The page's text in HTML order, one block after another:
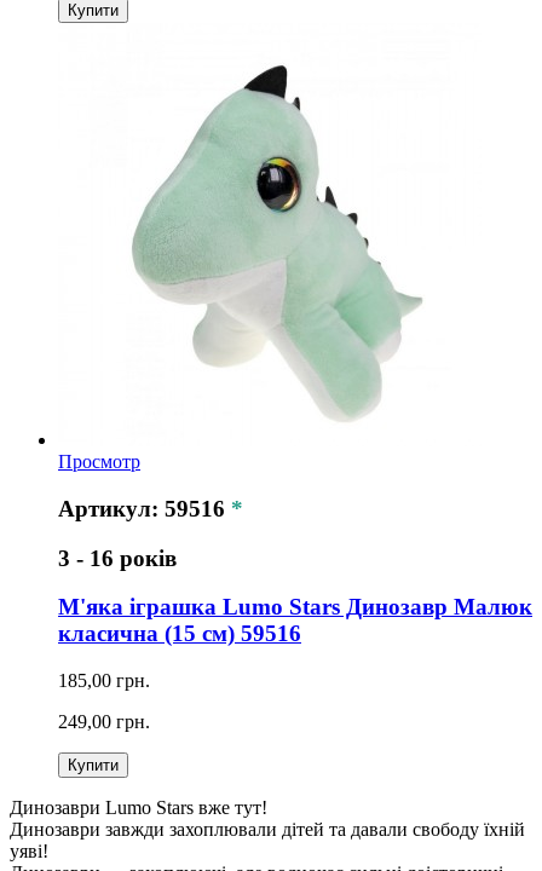
Купити
Просмотр
Артикул: 59516 *
3 - 16 років
М'яка іграшка Lumo Stars Динозавр Малюк
класична (15 см) 59516
185,00 грн.
249,00 грн.
Купити
Динозаври Lumo Stars вже тут!
Динозаври завжди захоплювали дітей та давали свободу їхній
уяві!